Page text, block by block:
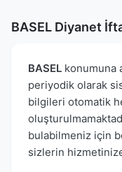
BASEL Diyanet
BASEL konumuna
periyodik olarak
bilgileri otomatik
bulabilmeniz için
sizlerin